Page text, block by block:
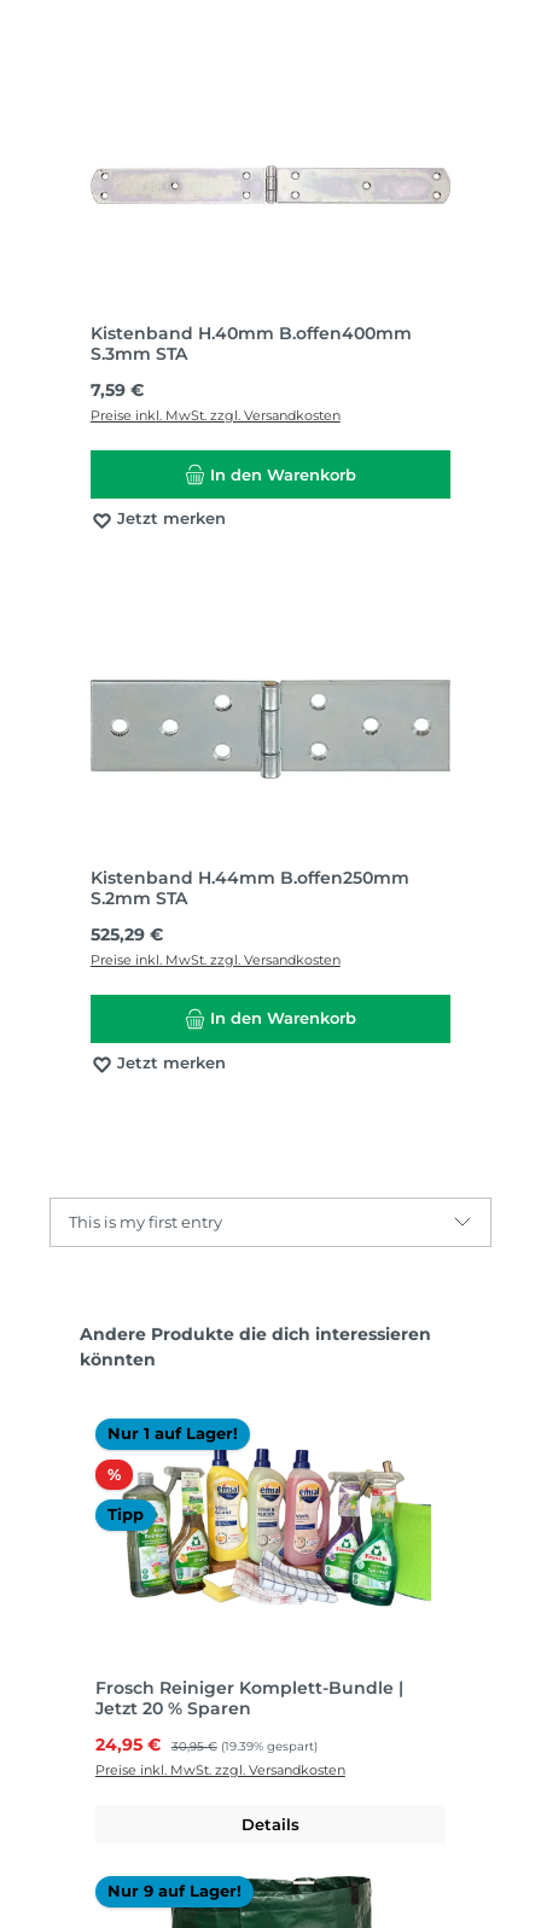
Kistenband H.40mm B.offen400mm
S.3mm STA
Regulärer Preis:
7,59 €
Preise inkl. MwSt. zzgl. Versandkosten
In den Warenkorb
Jetzt merken
Kistenband H.44mm B.offen250mm
S.2mm STA
Regulärer Preis:
525,29 €
Preise inkl. MwSt. zzgl. Versandkosten
In den Warenkorb
Jetzt merken
This is my first entry
Produktgalerie überspringen
Andere Produkte die dich interessieren
könnten
Nur 1 auf Lager!
%Rabatt
Tipp
Frosch Reiniger Komplett-Bundle |
Jetzt 20 % Sparen
Verkaufspreis:
24,95 € Regulärer Preis:
30,95 € (19.39% gespart)
Preise inkl. MwSt. zzgl. Versandkosten
Details
Nur 9 auf Lager!